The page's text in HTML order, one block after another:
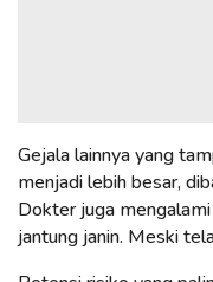
Gejala lainnya yang
menjadi lebih besar,
Dokter juga
jantung janin. Meski